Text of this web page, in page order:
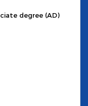
degree (AD)